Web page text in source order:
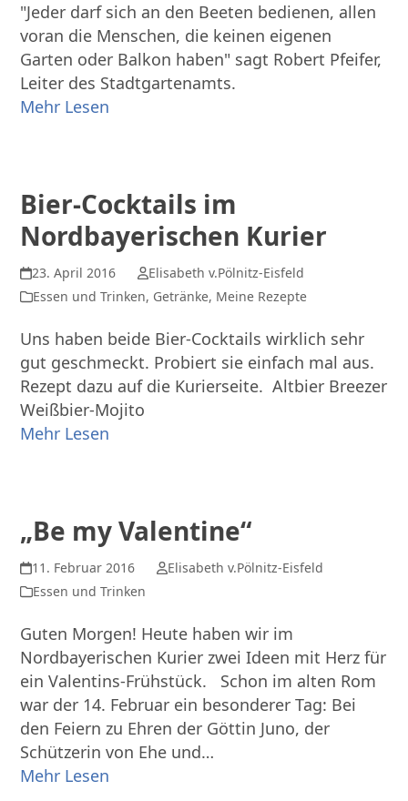
"Jeder darf sich an den Beeten bedienen, allen
voran die Menschen, die keinen eigenen
Garten oder Balkon haben" sagt Robert Pfeifer,
Leiter des Stadtgartenamts.
Mehr Lesen
Bier-Cocktails im
Nordbayerischen Kurier
23. April 2016
Elisabeth v.Pölnitz-Eisfeld
Essen und Trinken, Getränke, Meine Rezepte
Uns haben beide Bier-Cocktails wirklich sehr
gut geschmeckt. Probiert sie einfach mal aus.
Rezept dazu auf die Kurierseite. Altbier Breezer
Weißbier-Mojito
Mehr Lesen
„Be my Valentine“
11. Februar 2016
Elisabeth v.Pölnitz-Eisfeld
Essen und Trinken
Guten Morgen! Heute haben wir im
Nordbayerischen Kurier zwei Ideen mit Herz für
ein Valentins-Frühstück. Schon im alten Rom
war der 14. Februar ein besonderer Tag: Bei
den Feiern zu Ehren der Göttin Juno, der
Schützerin von Ehe und…
Mehr Lesen